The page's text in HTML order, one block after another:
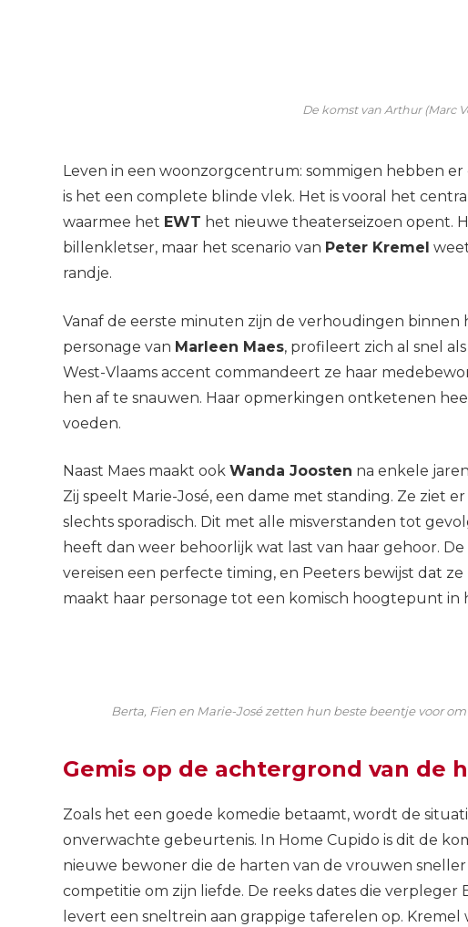
De komst van Arthur (Marc
Leven in een woonzorgcentrum: sommigen hebben
is het een complete blinde vlek. Het is vooral het
waarmee het EWT het nieuwe theaterseizoen opent.
billenkletser, maar het scenario van Peter Kremel
randje.
Vanaf de eerste minuten zijn de verhoudingen
personage van Marleen Maes, profileert zich al snel
West-Vlaams accent commandeert ze haar
hen af te snauwen. Haar opmerkingen ontketenen
voeden.
Naast Maes maakt ook Wanda Joosten na enkele
Zij speelt Marie-José, een dame met standing. Ze ziet
slechts sporadisch. Dit met alle misverstanden tot
heeft dan weer behoorlijk wat last van haar gehoor.
vereisen een perfecte timing, en Peeters bewijst dat
maakt haar personage tot een komisch hoogtepunt in
Berta, Fien en Marie-José zetten hun beste beentje voor
Gemis op de achtergrond van de
Zoals het een goede komedie betaamt, wordt de
onverwachte gebeurtenis. In Home Cupido is dit de
nieuwe bewoner die de harten van de vrouwen sneller
competitie om zijn liefde. De reeks dates die verpleger
levert een sneltrein aan grappige taferelen op.